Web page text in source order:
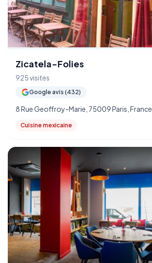
Zicatela-Folies
925 visites
Google avis (432)
8 Rue Geoffroy-Marie, 75009 Paris, France
Cuisine mexicaine